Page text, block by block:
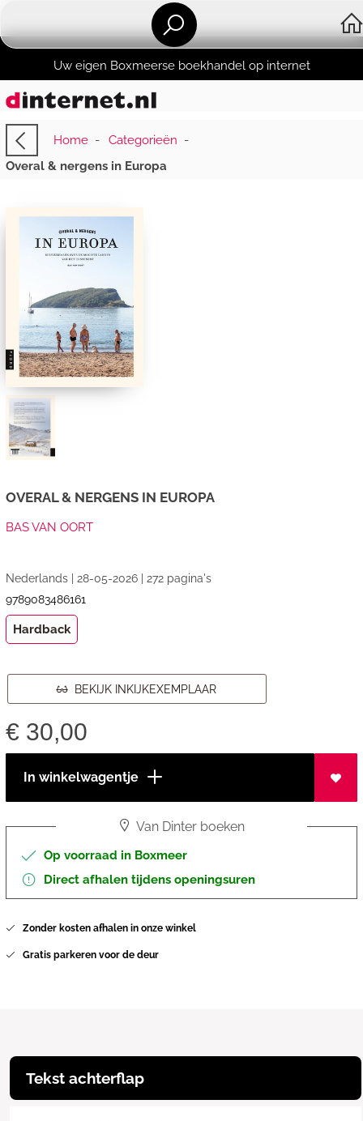
Uw eigen Boxmeerse boekhandel op internet
Home- Categorieën -
Overal & nergens in Europa
OVERAL & NERGENS IN EUROPA
BAS VAN OORT
Nederlands | 28-05-2026 | 272 pagina's
9789083486161
Hardback
BEKIJK INKIJKEXEMPLAAR
€ 30,00
In winkelwagentje
Van Dinter boeken
Op voorraad in Boxmeer
Direct afhalen tijdens openingsuren
Zonder kosten afhalen in onze winkel
Gratis parkeren voor de deur
Tekst achterflap